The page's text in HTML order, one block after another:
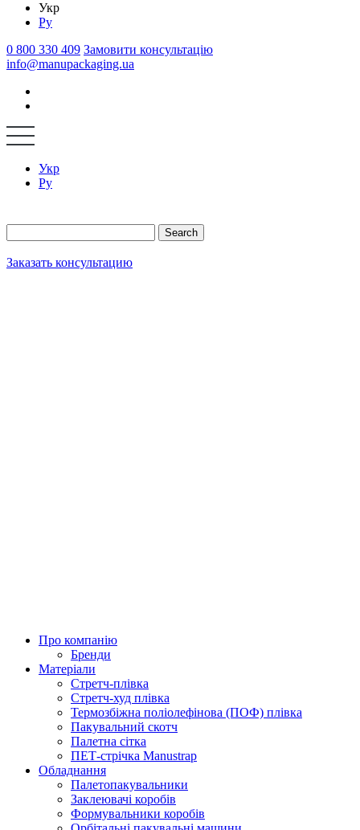
Укр
Ру
0 800 330 409 Замовити консультацію
info@manupackaging.ua
Укр
Ру
Search
Заказать консультацию
Про компанію
Бренди
Матеріали
Стретч-плівка
Стретч-худ плівка
Термозбіжна поліолефінова (ПОФ) плівка
Пакувальний скотч
Палетна сітка
ПЕТ-стрічка Manustrap
Обладнання
Палетопакувальники
Заклеювачі коробів
Формувальники коробів